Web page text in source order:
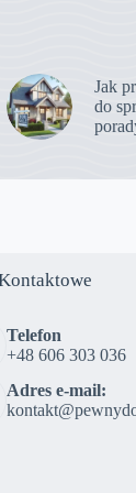
Jak
do
Telefon
+48 606 303 036
Adres e-mail: